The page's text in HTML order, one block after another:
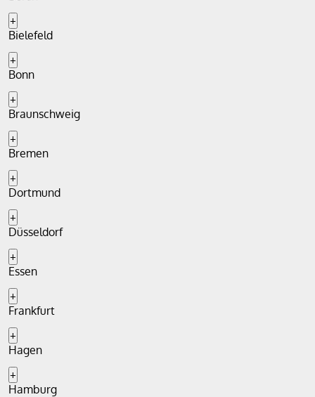
+
Bielefeld
+
Bonn
+
Braunschweig
+
Bremen
+
Dortmund
+
Düsseldorf
+
Essen
+
Frankfurt
+
Hagen
+
Hamburg